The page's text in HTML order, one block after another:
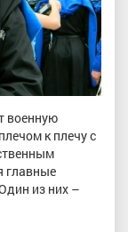
военную
к плечу с
главные
из них –